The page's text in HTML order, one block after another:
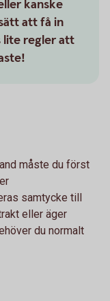
kanske
att få in
lite regler att
måste du först
samtycke till
eller äger
du normalt